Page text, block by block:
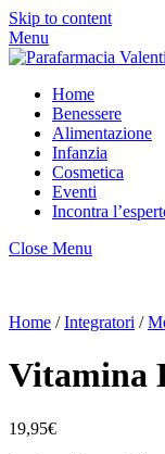
Skip to content
Menu
Home
Benessere
Alimentazione
Infanzia
Cosmetica
Eventi
Incontra
Close Menu
Home /Integratori /
Vitamina
19,95€